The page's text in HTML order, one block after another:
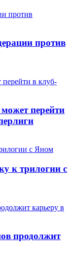
против
перейти
к трилогии с
продолжит